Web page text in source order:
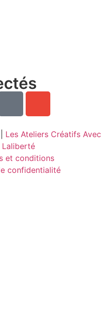
Les Ateliers Créatifs Avec
Laliberté
et conditions
confidentialité